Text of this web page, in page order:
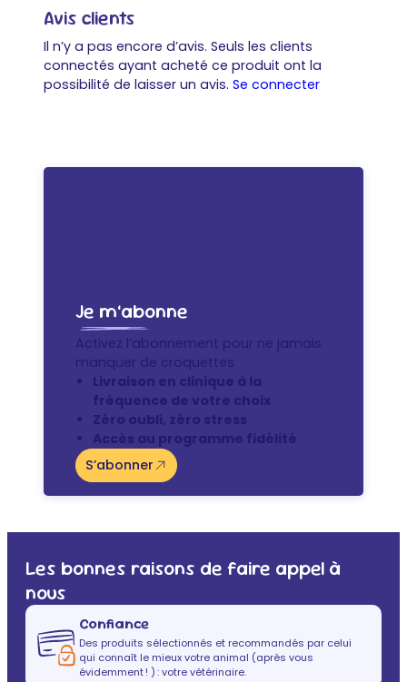
Avis clients
Il n’y a pas encore d’avis. Seuls les clients
connectés ayant acheté ce produit ont la
possibilité de laisser un avis. Se connecter
Je m’abonne
Activez l’abonnement pour ne jamais
manquer de croquettes
Livraison en clinique à la
fréquence de votre choix
Zéro oubli, zéro stress
Accès au programme fidélité
S’abonner
Les bonnes raisons de faire appel à
nous
Confiance
Des produits sélectionnés et recommandés par celui
qui connaît le mieux votre animal (après vous
évidemment ! ) : votre vétérinaire.